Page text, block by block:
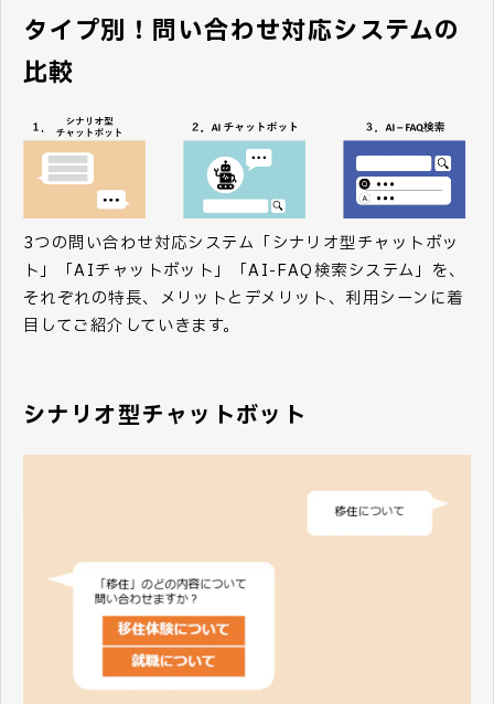
タイプ別！問い合わせ対応システムの
比較
3つの問い合わせ対応システム「シナリオ型チャットボッ
ト」「AIチャットボット」「AI-FAQ検索システム」を、
それぞれの特長、メリットとデメリット、利用シーンに着
目してご紹介していきます。
シナリオ型チャットボット